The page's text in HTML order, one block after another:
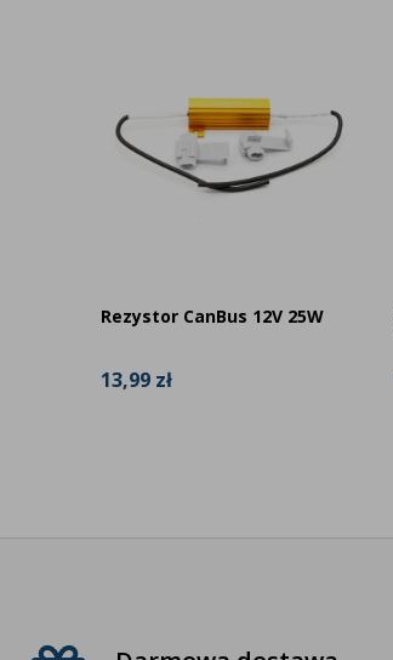
Rezystor CanBus 12V 25W
13,99 zł